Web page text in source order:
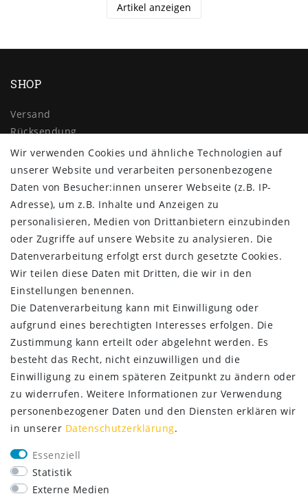
Artikel anzeigen
SHOP
Versand
Rücksendung
Widerrufs­recht
Impressum
Daten­schutz­erklärung
AGB
Kontakt
ZAHLUNG & VERSAND
SERVICE
Lieferung nur 2,95 €
Rücksendung kostenfrei
Wir verwenden Cookies und ähnliche Technologien auf
unserer Website und verarbeiten personenbezogene
Daten von Besucher:innen unserer Webseite (z.B. IP-
Adresse), um z.B. Inhalte und Anzeigen zu
personalisieren, Medien von Drittanbietern einzubinden
oder Zugriffe auf unsere Website zu analysieren. Die
Datenverarbeitung erfolgt erst durch gesetzte Cookies.
Wir teilen diese Daten mit Dritten, die wir in den
Einstellungen benennen.
Die Datenverarbeitung kann mit Einwilligung oder
aufgrund eines berechtigten Interesses erfolgen. Die
Zustimmung kann erteilt oder abgelehnt werden. Es
besteht das Recht, nicht einzuwilligen und die
Einwilligung zu einem späteren Zeitpunkt zu ändern oder
zu widerrufen. Weitere Informationen zur Verwendung
personenbezogener Daten und den Diensten erklären wir
in unserer Daten­schutz­erklärung.
Essenziell
Statistik
Externe Medien